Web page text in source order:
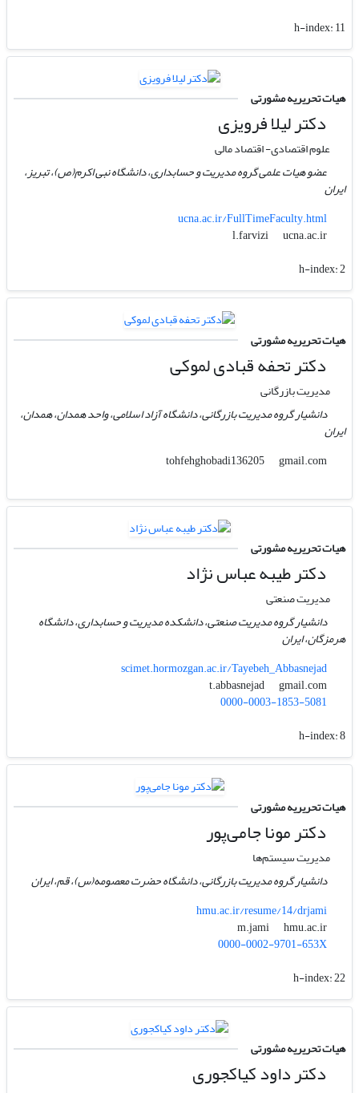
h-index:11
هیات تحریریه مشورتی
دکتر لیلا فرویزی
علوم اقتصادی- اقتصاد مالی
عضو هیات علمی گروه مدیریت و حسابداری، دانشگاه نبی اکرم(ص)، تبریز،
ایران
ucna.ac.ir/FullTimeFaculty.html
l.farvizi
ucna.ac.ir
h-index:2
هیات تحریریه مشورتی
دکتر تحفه قبادی لموکی
مدیریت بازرگانی
دانشیار گروه مدیریت بازرگانی، دانشگاه آزاد اسلامی، واحد همدان، همدان،
ایران
tohfehghobadi136205
gmail.com
هیات تحریریه مشورتی
دکتر طیبه عباس نژاد
مدیریت صنعتی
دانشیار گروه مدیریت صنعتی، دانشکده مدیریت و حسابداری، دانشگاه
هرمزگان، ایران
scimet.hormozgan.ac.ir/Tayebeh_Abbasnejad
t.abbasnejad
gmail.com
0000-0003-1853-5081
h-index:8
هیات تحریریه مشورتی
دکتر مونا جامی‌پور
مدیریت سیستم‌ها
دانشیار گروه مدیریت بازرگانی، دانشگاه حضرت معصومه(س)، قم، ایران
hmu.ac.ir/resume/14/drjami
m.jami
hmu.ac.ir
0000-0002-9701-653X
h-index:22
هیات تحریریه مشورتی
دکتر داود کیاکجوری